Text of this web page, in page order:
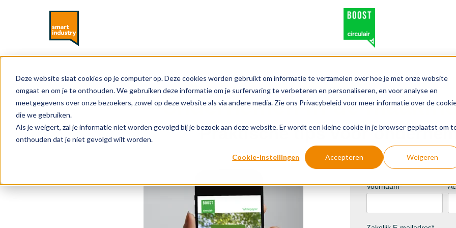
Deze website slaat cookies op je computer op. Deze cookies worden gebruikt om informatie te verzamelen over hoe je met onze website
omgaat en om je te onthouden. We gebruiken deze informatie om je surfervaring te verbeteren en personaliseren, en voor analyse en
meetgegevens over onze bezoekers, zowel op deze website als via andere media. Zie ons Privacybeleid voor meer informatie over de
die we gebruiken.
Als je weigert, zal je informatie niet worden gevolgd bij je bezoek aan deze website. Er wordt een kleine cookie in je browser geplaatst om
onthouden dat je niet gevolgd wilt worden.
Cookie-instellingen Accepteren Weigeren
Gratis whitepaper:
ondernemen in de
Praktische tips voor
Voornaam*